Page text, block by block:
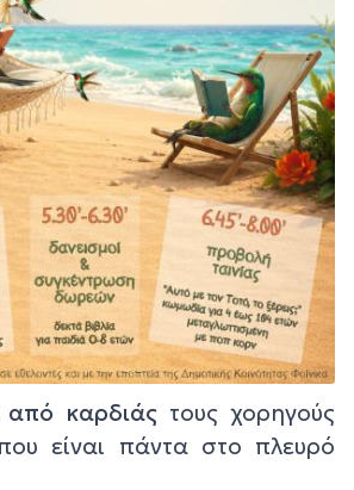
από καρδιάς τους χορηγούς
που είναι πάντα στο πλευρό